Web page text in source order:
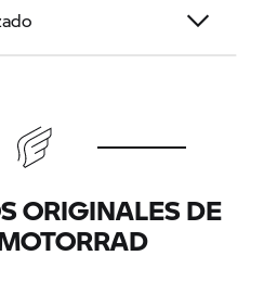
ORIGINALES DE